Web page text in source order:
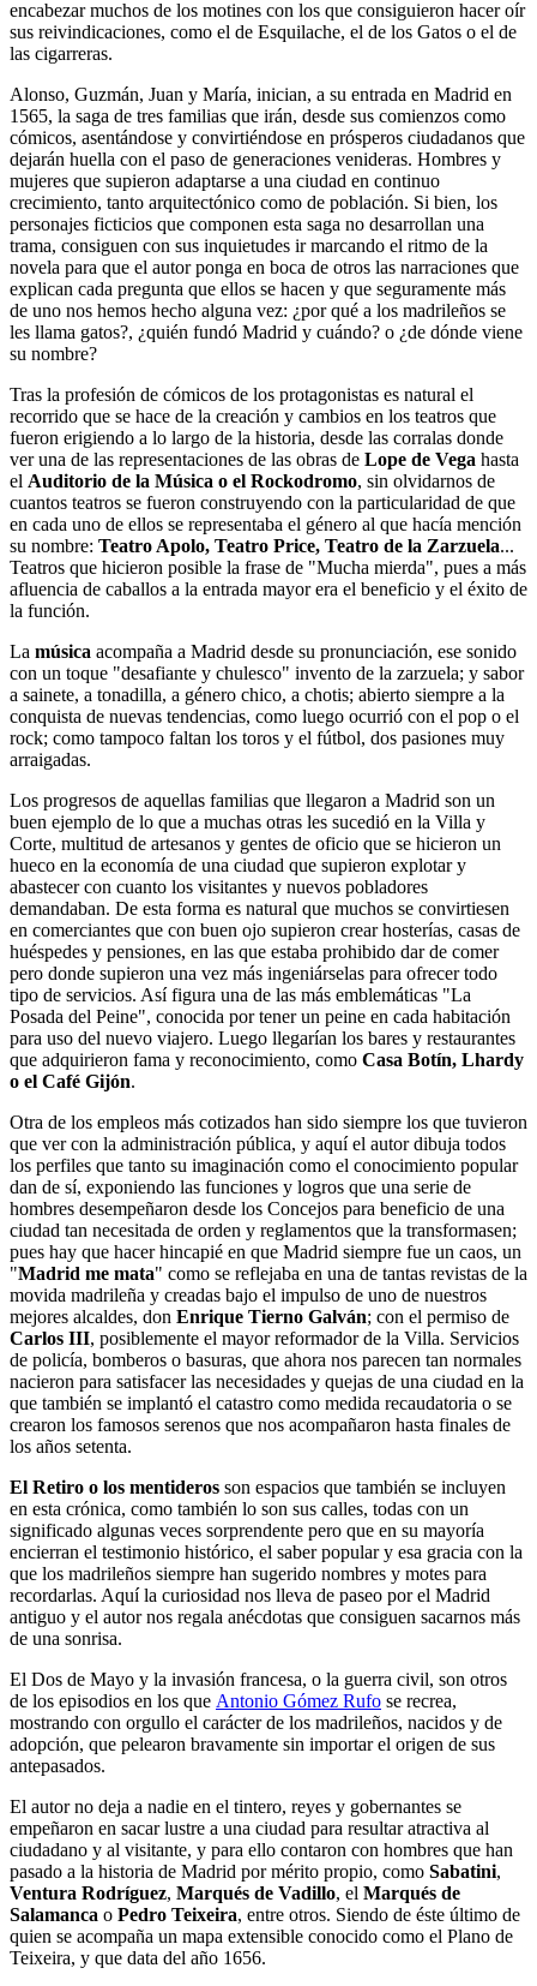
encabezar muchos de los motines con los que consiguieron hacer oír
sus reivindicaciones, como el de Esquilache, el de los Gatos o el de
las cigarreras.
Alonso, Guzmán, Juan y María, inician, a su entrada en Madrid en
1565, la saga de tres familias que irán, desde sus comienzos como
cómicos, asentándose y convirtiéndose en prósperos ciudadanos que
dejarán huella con el paso de generaciones venideras. Hombres y
mujeres que supieron adaptarse a una ciudad en continuo
crecimiento, tanto arquitectónico como de población. Si bien, los
personajes ficticios que componen esta saga no desarrollan una
trama, consiguen con sus inquietudes ir marcando el ritmo de la
novela para que el autor ponga en boca de otros las narraciones que
explican cada pregunta que ellos se hacen y que seguramente más
de uno nos hemos hecho alguna vez: ¿por qué a los madrileños se
les llama gatos?, ¿quién fundó Madrid y cuándo? o ¿de dónde viene
su nombre?
Tras la profesión de cómicos de los protagonistas es natural el
recorrido que se hace de la creación y cambios en los teatros que
fueron erigiendo a lo largo de la historia, desde las corralas donde
ver una de las representaciones de las obras de Lope de Vega hasta
el Auditorio de la Música o el Rockodromo, sin olvidarnos de
cuantos teatros se fueron construyendo con la particularidad de que
en cada uno de ellos se representaba el género al que hacía mención
su nombre: Teatro Apolo, Teatro Price, Teatro de la Zarzuela...
Teatros que hicieron posible la frase de "Mucha mierda", pues a más
afluencia de caballos a la entrada mayor era el beneficio y el éxito de
la función.
La música acompaña a Madrid desde su pronunciación, ese sonido
con un toque "desafiante y chulesco" invento de la zarzuela; y sabor
a sainete, a tonadilla, a género chico, a chotis; abierto siempre a la
conquista de nuevas tendencias, como luego ocurrió con el pop o el
rock; como tampoco faltan los toros y el fútbol, dos pasiones muy
arraigadas.
Los progresos de aquellas familias que llegaron a Madrid son un
buen ejemplo de lo que a muchas otras les sucedió en la Villa y
Corte, multitud de artesanos y gentes de oficio que se hicieron un
hueco en la economía de una ciudad que supieron explotar y
abastecer con cuanto los visitantes y nuevos pobladores
demandaban. De esta forma es natural que muchos se convirtiesen
en comerciantes que con buen ojo supieron crear hosterías, casas de
huéspedes y pensiones, en las que estaba prohibido dar de comer
pero donde supieron una vez más ingeniárselas para ofrecer todo
tipo de servicios. Así figura una de las más emblemáticas "La
Posada del Peine", conocida por tener un peine en cada habitación
para uso del nuevo viajero. Luego llegarían los bares y restaurantes
que adquirieron fama y reconocimiento, como Casa Botín, Lhardy
o el Café Gijón.
Otra de los empleos más cotizados han sido siempre los que tuvieron
que ver con la administración pública, y aquí el autor dibuja todos
los perfiles que tanto su imaginación como el conocimiento popular
dan de sí, exponiendo las funciones y logros que una serie de
hombres desempeñaron desde los Concejos para beneficio de una
ciudad tan necesitada de orden y reglamentos que la transformasen;
pues hay que hacer hincapié en que Madrid siempre fue un caos, un
"Madrid me mata" como se reflejaba en una de tantas revistas de la
movida madrileña y creadas bajo el impulso de uno de nuestros
mejores alcaldes, don Enrique Tierno Galván; con el permiso de
Carlos III, posiblemente el mayor reformador de la Villa. Servicios
de policía, bomberos o basuras, que ahora nos parecen tan normales
nacieron para satisfacer las necesidades y quejas de una ciudad en la
que también se implantó el catastro como medida recaudatoria o se
crearon los famosos serenos que nos acompañaron hasta finales de
los años setenta.
El Retiro o los mentideros son espacios que también se incluyen
en esta crónica, como también lo son sus calles, todas con un
significado algunas veces sorprendente pero que en su mayoría
encierran el testimonio histórico, el saber popular y esa gracia con la
que los madrileños siempre han sugerido nombres y motes para
recordarlas. Aquí la curiosidad nos lleva de paseo por el Madrid
antiguo y el autor nos regala anécdotas que consiguen sacarnos más
de una sonrisa.
El Dos de Mayo y la invasión francesa, o la guerra civil, son otros
de los episodios en los que Antonio Gómez Rufo se recrea,
mostrando con orgullo el carácter de los madrileños, nacidos y de
adopción, que pelearon bravamente sin importar el origen de sus
antepasados.
El autor no deja a nadie en el tintero, reyes y gobernantes se
empeñaron en sacar lustre a una ciudad para resultar atractiva al
ciudadano y al visitante, y para ello contaron con hombres que han
pasado a la historia de Madrid por mérito propio, como Sabatini,
Ventura Rodríguez, Marqués de Vadillo, el Marqués de
Salamanca o Pedro Teixeira, entre otros. Siendo de éste último de
quien se acompaña un mapa extensible conocido como el Plano de
Teixeira, y que data del año 1656.